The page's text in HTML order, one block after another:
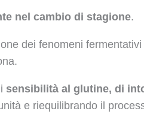
nel cambio di stagione.
dei fenomeni
sensibilità al glutine, di
e riequilibrando il